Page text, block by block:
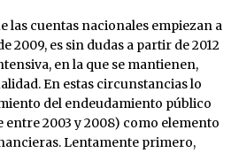
las cuentas nacionales empiezan a
2009, es sin dudas a partir de 2012
en la que se mantienen,
En estas circunstancias lo
del endeudamiento público
entre 2003 y 2008) como elemento
Lentamente primero,